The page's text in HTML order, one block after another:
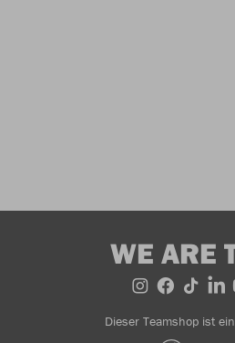
WE ARE
Dieser Teamshop ist